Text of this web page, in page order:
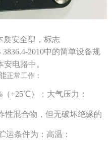
质安全型，标志
3836.4-2010中的简单设备规
电路中。
正常工作：
+25℃）；大气压力：
性混合物，但无破坏绝缘的
运条件为： 高温：